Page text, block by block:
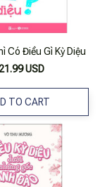
Có Điều Gì Kỳ Diệu
USD
TO CART